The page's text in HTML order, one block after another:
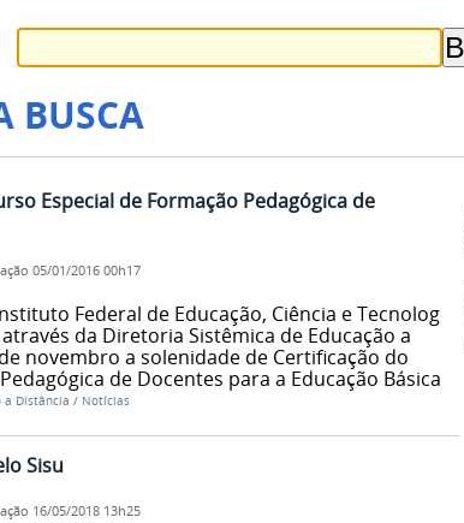
BUSCA
Especial de Formação Pedagógica de
05/01/2016 00h17
Federal de Educação, Ciência e Tecnologia
através da Diretoria Sistêmica de Educação a
novembro a solenidade de Certificação do
de Docentes para a Educação Básica
a Distância / Notícias
Sisu
16/05/2018 13h25